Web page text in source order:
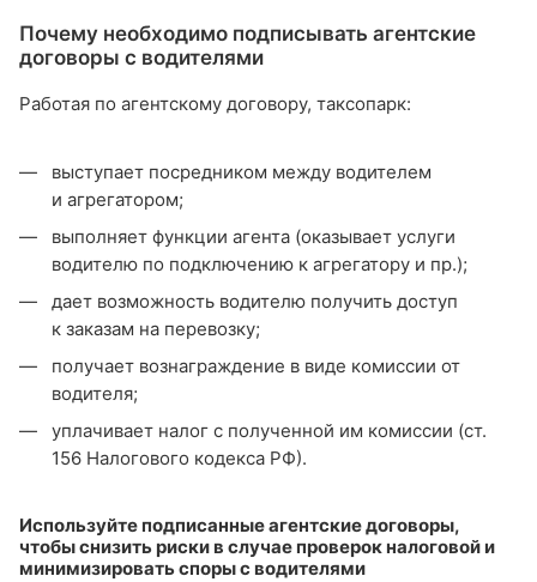
Почему необходимо подписывать агентские
договоры с водителями
Работая по агентскому договору, таксопарк:
выступает посредником между водителем
и агрегатором;
выполняет функции агента (оказывает услуги
водителю по подключению к агрегатору и пр.);
дает возможность водителю получить доступ
к заказам на перевозку;
получает вознаграждение в виде комиссии от
водителя;
уплачивает налог с полученной им комиссии (ст.
156 Налогового кодекса РФ).
Используйте подписанные агентские договоры,
чтобы снизить риски в случае проверок налоговой и
минимизировать споры с водителями